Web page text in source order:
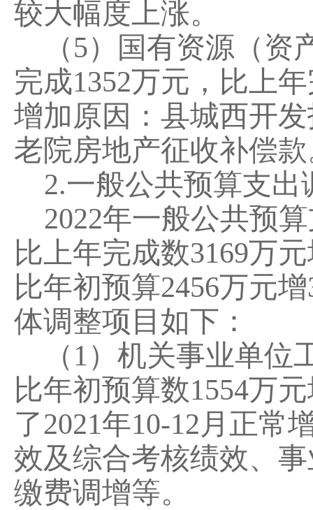
较大幅度 上涨。
（5）国有资源（资
完成1352万元，比上
增加原因： 县城西开
老院房地产征收补偿款
2.一般公共预算支出
2022年一般公共预
比上年完成数3169万元
比年初预算2456万元增
体调整项目如下：
（1）机关事业单位
比年初预算数1554万元
了2021年10-12 月正常
效及综合考核绩效、
缴费调增等。